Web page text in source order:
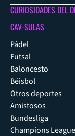
CURIOSIDADES DEL
CAV-SULAS
Pádel
Futsal
Baloncesto
Béisbol
Otros deportes
Amistosos
Bundesliga
Champions League